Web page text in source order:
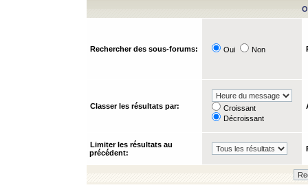
Rechercher des sous-forums: Oui Non
Classer les résultats par:
Croissant
Décroissant
Limiter les résultats au
précédent: